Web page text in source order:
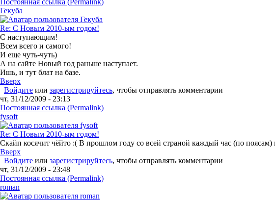
Постоянная ссылка (Permalink)
Гекуба
Re: С Новым 2010-ым годом!
С наступающим!
Всем всего и самого!
И еще чуть-чуть)
А на сайте Новый год раньше наступает.
Ишь, и тут блат на базе.
Вверх
Войдите или зарегистрируйтесь, чтобы отправлять комментарии
чт, 31/12/2009 - 23:13
Постоянная ссылка (Permalink)
fysoft
Re: С Новым 2010-ым годом!
Скайп косячит чёйто :( В прошлом году со всей страной каждый час (по поясам)
Вверх
Войдите или зарегистрируйтесь, чтобы отправлять комментарии
чт, 31/12/2009 - 23:48
Постоянная ссылка (Permalink)
roman